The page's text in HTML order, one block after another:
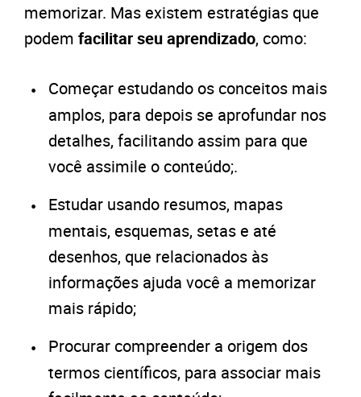
memorizar. Mas existem estratégias que
podem facilitar seu aprendizado, como:
Começar estudando os conceitos mais
amplos, para depois se aprofundar nos
detalhes, facilitando assim para que
você assimile o conteúdo;.
Estudar usando resumos, mapas
mentais, esquemas, setas e até
desenhos, que relacionados às
informações ajuda você a memorizar
mais rápido;
Procurar compreender a origem dos
termos científicos, para associar mais